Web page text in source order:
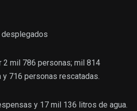
2 mil 786 personas; mil 814
y 716 personas rescatadas.
y 17 mil 136 litros de agua.